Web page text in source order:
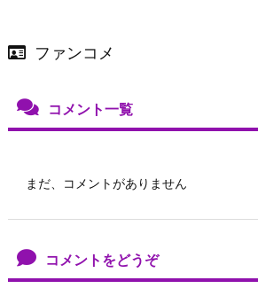
ファンコメ
コメント一覧
まだ、コメントがありません
コメントをどうぞ